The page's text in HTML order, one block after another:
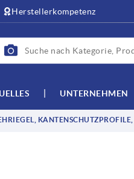
Herstellerkompetenz
UNTERNEHMEN